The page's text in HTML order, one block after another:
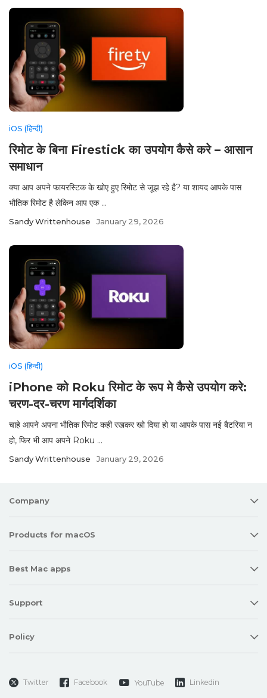
iOS (हिन्दी)
रिमोट के बिना Firestick का उपयोग कैसे करे – आसान
समाधान
क्या आप अपने फायरस्टिक के खोए हुए रिमोट से जूझ रहे है? या शायद आपके पास
भौतिक रिमोट है लेकिन आप एक ...
Sandy Writtenhouse January 29, 2026
iOS (हिन्दी)
iPhone को Roku रिमोट के रूप मे कैसे उपयोग करे:
चरण-दर-चरण मार्गदर्शिका
चाहे आपने अपना भौतिक रिमोट कही रखकर खो दिया हो या आपके पास नई बैटरिया न
हो, फिर भी आप अपने Roku ...
Sandy Writtenhouse January 29, 2026
Company
Products for macOS
Best Mac apps
Support
Policy
Twitter Facebook YouTube Linkedin